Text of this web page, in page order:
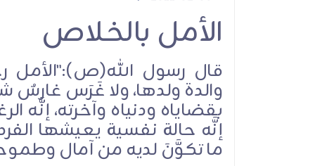
الأمل بالخلاص
قال رسول الله(ص):"الأمل
بقضاياه ودنياه وآخرته، إنَّه
إنَّه حالة نفسية يعيشها
ما تكوَّنَ لديه من آمال
الحاجة ام عماد
الدين: هي تطبيق
لآيات الإسلام